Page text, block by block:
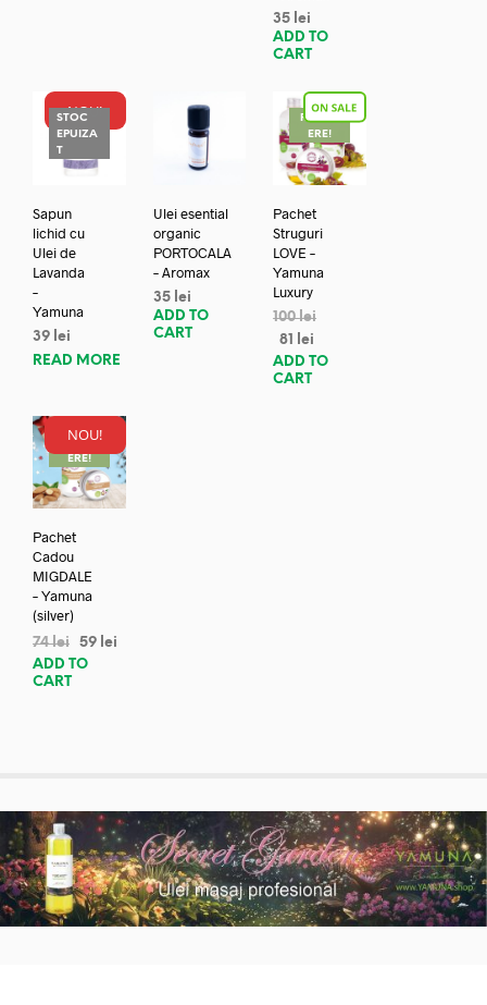
35 lei
ADD TO
CART
NOU!
STOC
EPUIZA
T
Sapun
lichid cu
Ulei de
Lavanda
–
Yamuna
39 lei
READ MORE
Ulei esential
organic
PORTOCALA
– Aromax
35 lei
ADD TO
CART
REDUC
ERE!
Pachet
Struguri
LOVE –
Yamuna
Luxury
100lei
81
lei
ADD TO
CART
NOU!
REDUC
ERE!
Pachet
Cadou
MIGDALE
– Yamuna
(silver)
74lei 59 lei
ADD TO
CART